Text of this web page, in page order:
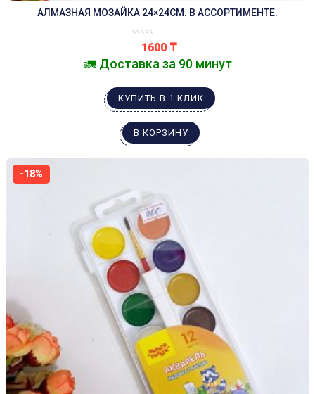
АЛМАЗНАЯ МОЗАЙКА 24×24СМ. В АССОРТИМЕНТЕ.
1600 ₸
🚛 Доставка за 90 минут
КУПИТЬ В 1 КЛИК
В КОРЗИНУ
-18%